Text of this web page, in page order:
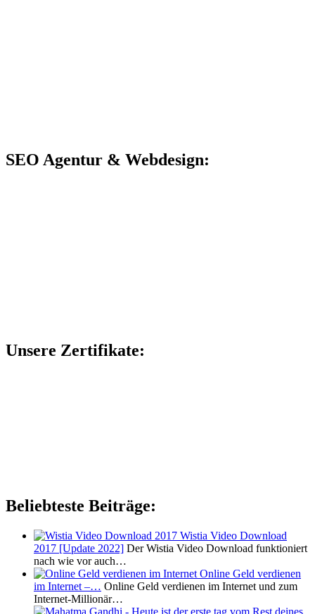
SEO Agentur & Webdesign:
Unsere Zertifikate:
Beliebteste Beiträge:
Wistia Video Download
2017 [Update 2022] Der Wistia Video Download funktioniert
nach wie vor auch…
Online Geld verdienen
im Internet –… Online Geld verdienen im Internet und zum
Internet-Millionär…